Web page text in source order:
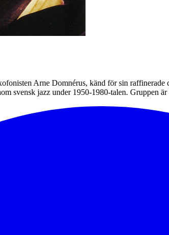
Arne Domnérus, känd för sin
svensk jazz under 1950-1980-talen. Gruppen